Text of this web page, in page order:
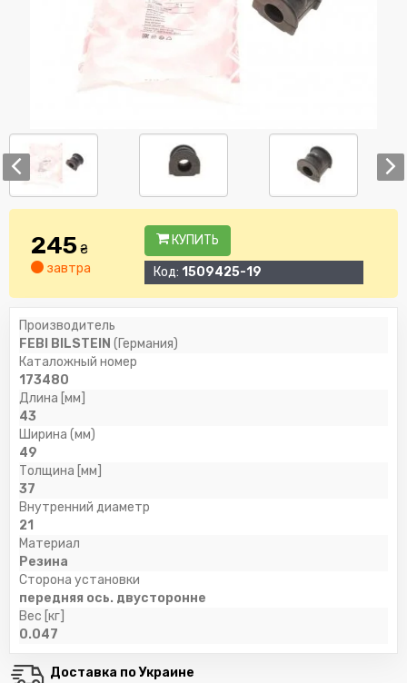
245₴
завтра
КУПИТЬ
Код: 1509425-19
Производитель
FEBI BILSTEIN (Германия)
Каталожный номер
173480
Длина [мм]
43
Ширина (мм)
49
Толщина [мм]
37
Внутренний диаметр
21
Материал
Резина
Сторона установки
передняя ось. двусторонне
Вес [кг]
0.047
Доставка по Украине